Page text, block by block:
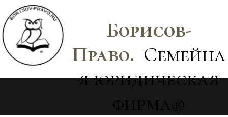
Борисов-
Право. Семейна
я юридическая